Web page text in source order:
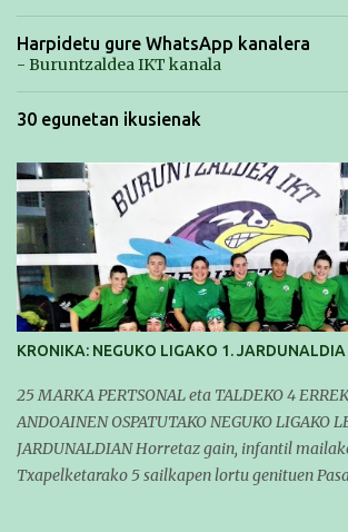
Harpidetu gure WhatsApp kanalera
- Buruntzaldea IKT kanala
30 egunetan ikusienak
KRONIKA: NEGUKO LIGAKO 1. JARDUNALDIA
25 MARKA PERTSONAL eta TALDEKO 4
ANDOAINEN OSPATUTAKO NEGUKO LIGAKO
JARDUNALDIAN Horretaz gain, infantil
Txapelketarako 5 sailkapen lortu genituen